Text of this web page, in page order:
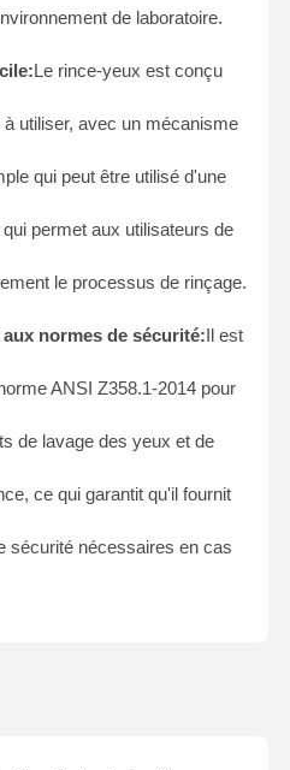
des yeux
montée sur le mur
au comptoir
de laboratoire.
Le rince-yeux est conçu
à utiliser, avec un mécanisme
qui peut être utilisé d'une
permet aux utilisateurs de
le processus de rinçage.
normes de sécurité: Il est
ANSI Z358.1-2014 pour
de lavage des yeux et de
ce qui garantit qu'il fournit
sécurité nécessaires en cas